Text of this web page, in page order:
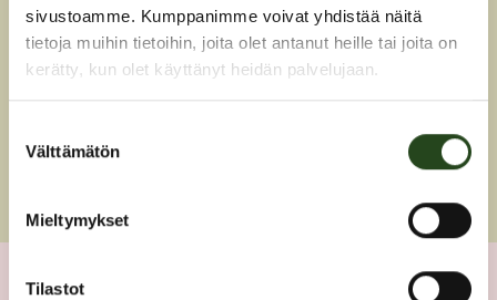
sivustoamme. Kumppanimme voivat yhdistää näitä
tietoja muihin tietoihin, joita olet antanut heille tai joita on
kerätty, kun olet käyttänyt heidän palvelujaan.
valinta
Välttämätön
Mieltymykset
Tilastot
09 2311 0300
KOTISIVUT
SIIRRY